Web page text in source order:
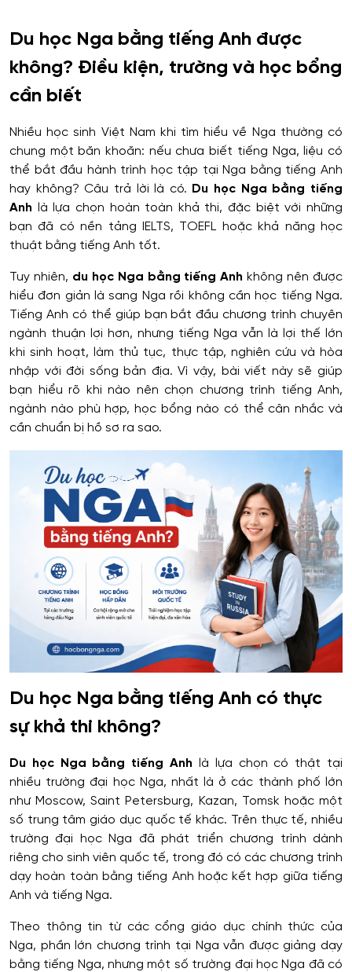
Du học Nga bằng tiếng Anh được
không? Điều kiện, trường và học bổng
cần biết
Nhiều học sinh Việt Nam khi tìm hiểu về Nga thường có
chung một băn khoăn: nếu chưa biết tiếng Nga, liệu có
thể bắt đầu hành trình học tập tại Nga bằng tiếng Anh
hay không? Câu trả lời là có. Du học Nga bằng tiếng
Anh là lựa chọn hoàn toàn khả thi, đặc biệt với những
bạn đã có nền tảng IELTS, TOEFL hoặc khả năng học
thuật bằng tiếng Anh tốt.
Tuy nhiên, du học Nga bằng tiếng Anh không nên được
hiểu đơn giản là sang Nga rồi không cần học tiếng Nga.
Tiếng Anh có thể giúp bạn bắt đầu chương trình chuyên
ngành thuận lợi hơn, nhưng tiếng Nga vẫn là lợi thế lớn
khi sinh hoạt, làm thủ tục, thực tập, nghiên cứu và hòa
nhập với đời sống bản địa. Vì vậy, bài viết này sẽ giúp
bạn hiểu rõ khi nào nên chọn chương trình tiếng Anh,
ngành nào phù hợp, học bổng nào có thể cân nhắc và
cần chuẩn bị hồ sơ ra sao.
Du học Nga bằng tiếng Anh có thực
sự khả thi không?
Du học Nga bằng tiếng Anh là lựa chọn có thật tại
nhiều trường đại học Nga, nhất là ở các thành phố lớn
như Moscow, Saint Petersburg, Kazan, Tomsk hoặc một
số trung tâm giáo dục quốc tế khác. Trên thực tế, nhiều
trường đại học Nga đã phát triển chương trình dành
riêng cho sinh viên quốc tế, trong đó có các chương trình
dạy hoàn toàn bằng tiếng Anh hoặc kết hợp giữa tiếng
Anh và tiếng Nga.
Theo thông tin từ các cổng giáo dục chính thức của
Nga, phần lớn chương trình tại Nga vẫn được giảng dạy
bằng tiếng Nga, nhưng một số trường đại học Nga đã có